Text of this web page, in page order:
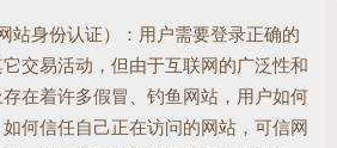
器证书验证他所访问
，Digital ID
行身份验证的方法，
通信双方身份的数字
站身份认证）：用户需要登录正确的
交易活动，但由于互联网的广泛性和
在着许多假冒、钓鱼网站，用户如何
何信任自己正在访问的网站，可信网